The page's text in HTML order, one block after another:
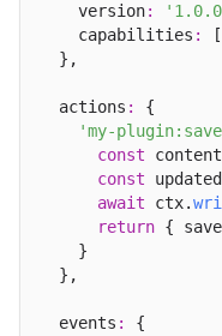
    version
:
    capabilities
: [
  },
  actions
:
{
'my-
const content
const updated
await ctx.
return {
    }
  },
  events
:
{